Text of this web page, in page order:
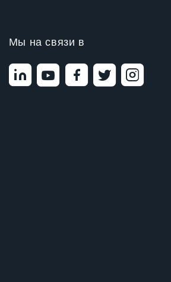
Мы на связи в